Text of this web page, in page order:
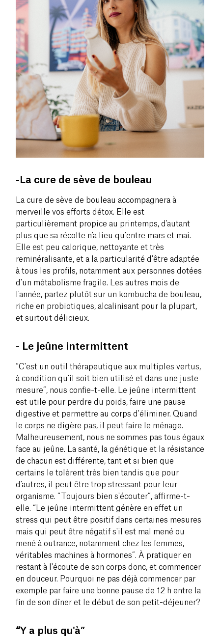
-La cure de sève de bouleau
La cure de sève de bouleau accompagnera à
merveille vos efforts détox. Elle est
particulièrement propice au printemps, d'autant
plus que sa récolte n'a lieu qu'entre mars et mai.
Elle est peu calorique, nettoyante et très
reminéralisante, et a la particularité d'être adaptée
à tous les profils, notamment aux personnes dotées
d'un métabolisme fragile. Les autres mois de
l'année, partez plutôt sur un kombucha de bouleau,
riche en probiotiques, alcalinisant pour la plupart,
et surtout délicieux.
- Le jeûne intermittent
“C'est un outil thérapeutique aux multiples vertus,
à condition qu'il soit bien utilisé et dans une juste
mesure”, nous confie-t-elle. Le jeûne intermittent
est utile pour perdre du poids, faire une pause
digestive et permettre au corps d'éliminer. Quand
le corps ne digère pas, il peut faire le ménage.
Malheureusement, nous ne sommes pas tous égaux
face au jeûne. La santé, la génétique et la résistance
de chacun est différente, tant et si bien que
certains le tolèrent très bien tandis que pour
d'autres, il peut être trop stressant pour leur
organisme. “Toujours bien s'écouter”, affirme-t-
elle. “Le jeûne intermittent génère en effet un
stress qui peut être positif dans certaines mesures
mais qui peut être négatif s'il est mal mené ou
mené à outrance, notamment chez les femmes,
véritables machines à hormones”. À pratiquer en
restant à l'écoute de son corps donc, et commencer
en douceur. Pourquoi ne pas déjà commencer par
exemple par faire une bonne pause de 12 h entre la
fin de son dîner et le début de son petit-déjeuner?
“Y a plus qu'à”